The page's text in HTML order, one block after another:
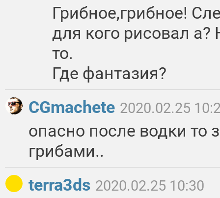
Грибное,грибное!
для кого рисовал
то.
Где фантазия?
CGmachete 2020.02.25
опасно после водки то
грибами..
terra3ds 2020.02.25 10:30